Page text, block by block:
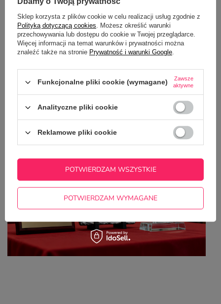
Potrzebujesz pomocy? Masz pytania?
Zadaj pytanie a my odpowiemy
niezwłocznie, najciekawsze pytania i
odpowiedzi publikując dla innych.
ZADAJ PYTANIE
Z NASZEGO BLOGA
Upominek, wyróżnienie czy pamiątka? 3
personalizowane produkty, które robią wrażenie
Sklep korzysta z plików cookie w celu realizacji usług zgodnie z
Polityką dotyczącą cookies. Możesz określić warunki
przechowywania lub dostępu do cookie w Twojej przeglądarce.
Więcej informacji na temat warunków i prywatności można
znaleźć także na stronie Prywatność i warunki Google.
Funkcjonalne pliki cookie (wymagane)
Zawsze
aktywne
Analityczne pliki cookie
Reklamowe pliki cookie
POTWIERDZAM WYMAGANE
POTWIERDZAM WSZYSTKIE